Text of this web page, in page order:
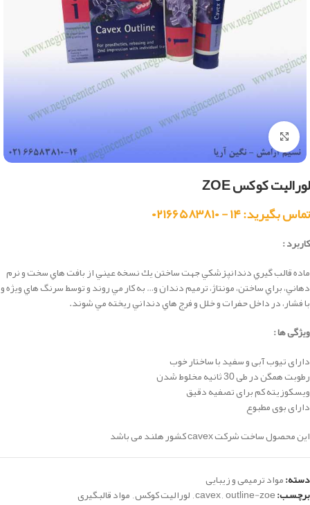
بزرگنمایی تصویر
لورالیت کوکس ZOE
تماس بگیرید: ۱۴ - ۰۲۱۶۶۵۸۳۸۱۰
کاربرد :
ماده قالب گيري دندانپزشكي جهت ساختن يك نسخه عيني از بافت هاي سخت و نرم
دهاني، براي ساختن، مونتاژ، ترميم دندان و… به كار مي روند و توسط سرنگ هاي ويژه و
با فشار، در داخل حفرات و خلل و فرج هاي دنداني ريخته مي شوند.
ویژگی ها :
دارای تیوب آبی و سفید با ساختار خوب
رطوبت همگن در طی 30 ثانیه مخلوط شدن
ویسکوزیته کم برای تصفیه دقیق
دارایبوی مطبوع
این محصول ساخت شرکت cavex کشور هلند می باشد
دسته:مواد ترمیمی و زیبایی
برچسب: cavex,outline-zoe
,لورالیت کوکس,مواد قالبگیری